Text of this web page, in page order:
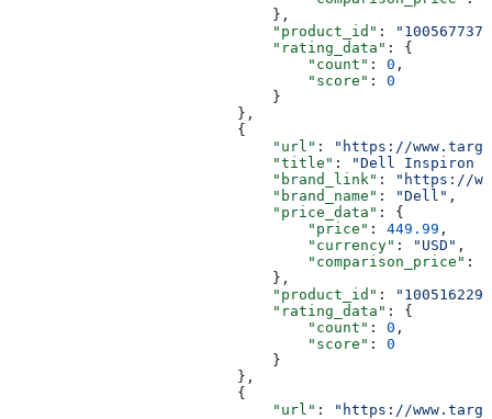
                              },
                              "product_id"
:
                              "rating_data"
: {
                                  "count"
: 0 ,
                                  "score"
: 0
                              }
                          },
                          {
                              "url"
:
"https://
                              "title"
:
"Dell Inspiron
                              "brand_link"
:
"https://
                              "brand_name"
: "Dell" ,
                              "price_data"
: {
                                  "price"
: 449.99 ,
                                  "currency"
: "USD" ,
                                  "comparison_price"
:
                              },
                              "product_id"
:
                              "rating_data"
: {
                                  "count"
: 0 ,
                                  "score"
: 0
                              }
                          },
                          {
                              "url"
:
"https://